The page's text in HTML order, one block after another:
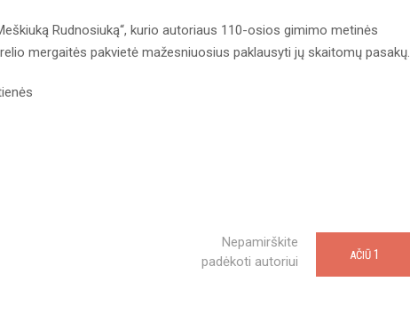
Rudnosiuką“, kurio autoriaus 110-osios gimimo metinės
mergaitės pakvietė mažesniuosius paklausyti jų skaitomų pasakų.
Nepamirškite
padėkoti autoriui
AČIŪ 1